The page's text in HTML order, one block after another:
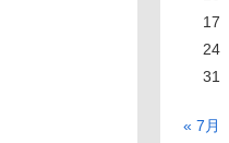
17
24
31
« 7月